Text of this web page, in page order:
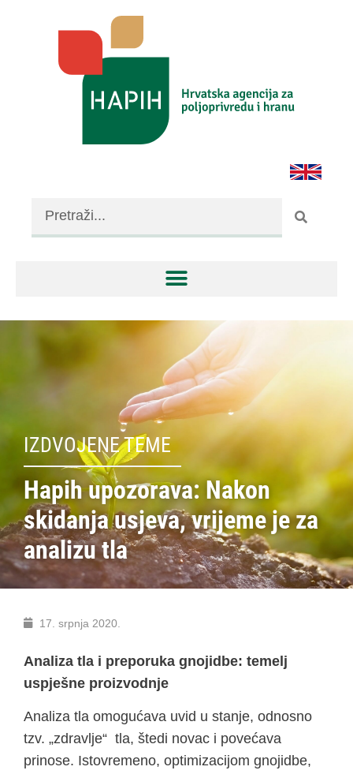
IZDVOJENE TEME
Hapih upozorava: Nakon
skidanja usjeva, vrijeme je za
analizu tla
17. srpnja 2020.
Analiza tla i preporuka gnojidbe: temelj
uspješne proizvodnje
Analiza tla omogućava uvid u stanje, odnosno
tzv. „zdravlje“ tla, štedi novac i povećava
prinose. Istovremeno, optimizacijom gnojidbe,